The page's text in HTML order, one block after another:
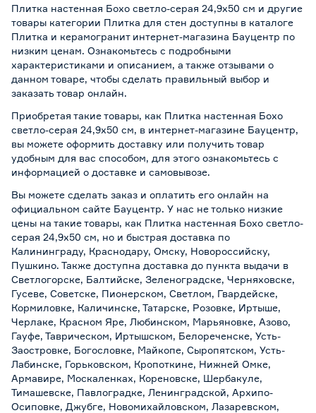
Плитка настенная Бохо светло-серая 24,9х50 см и другие
товары категории Плитка для стен доступны в каталоге
Плитка и керамогранит интернет-магазина Бауцентр по
низким ценам. Ознакомьтесь с подробными
характеристиками и описанием, а также отзывами о
данном товаре, чтобы сделать правильный выбор и
заказать товар онлайн.
Приобретая такие товары, как Плитка настенная Бохо
светло-серая 24,9х50 см, в интернет-магазине Бауцентр,
вы можете оформить доставку или получить товар
удобным для вас способом, для этого ознакомьтесь с
информацией о доставке и самовывозе.
Вы можете сделать заказ и оплатить его онлайн на
официальном сайте Бауцентр. У нас не только низкие
цены на такие товары, как Плитка настенная Бохо светло-
серая 24,9х50 см, но и быстрая доставка по
Калининграду, Краснодару, Омску, Новороссийску,
Пушкино. Также доступна доставка до пункта выдачи в
Светлогорске, Балтийске, Зеленоградске, Черняховске,
Гусеве, Советске, Пионерском, Светлом, Гвардейске,
Кормиловке, Каличинске, Татарске, Розовке, Иртыше,
Черлаке, Красном Яре, Любинском, Марьяновке, Азово,
Гауфе, Таврическом, Иртышском, Белореченске, Усть-
Заостровке, Богословке, Майкопе, Сыропятском, Усть-
Лабинске, Горьковском, Кропоткине, Нижней Омке,
Армавире, Москаленках, Кореновске, Шербакуле,
Тимашевске, Павлоградке, Ленинградской, Архипо-
Осиповке, Джубге, Новомихайловском, Лазаревском,